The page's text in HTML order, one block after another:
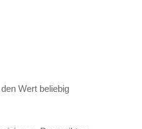
Wert beliebig